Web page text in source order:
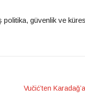
politika, güvenlik ve
Vučić’ten